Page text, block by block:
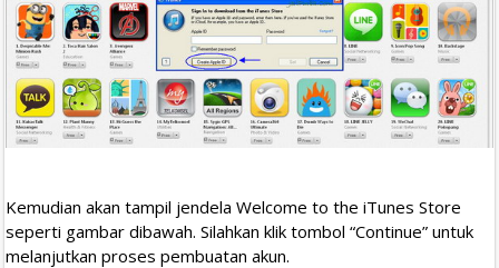
Kemudian akan tampil jendela Welcome to the iTunes Store
seperti gambar dibawah. Silahkan klik tombol “Continue” untuk
melanjutkan proses pembuatan akun.